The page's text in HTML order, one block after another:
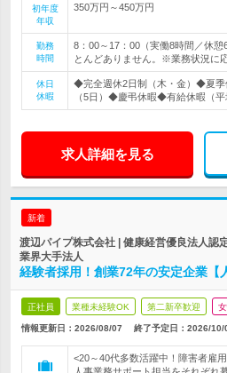
初年度
年収
350万円～450万円
勤務
時間
8：00～17：00（実働8時間／休
とんどありません。※業務状況に
休日
休暇
◆完全週休2日制（木・金）◆夏
（5日）◆慶弔休暇◆有給休暇（平
求人詳細を見る
新着
渡辺パイプ株式会社 | 健康経営優良法人
業界大手法人
経験者採用！創業72年の安定企業【
正社員 業種未経験OK 第二新卒歓迎
情報更新日：2026/08/07 終了予定日： 2026/10/
<20～40代多数活躍中！障害者雇